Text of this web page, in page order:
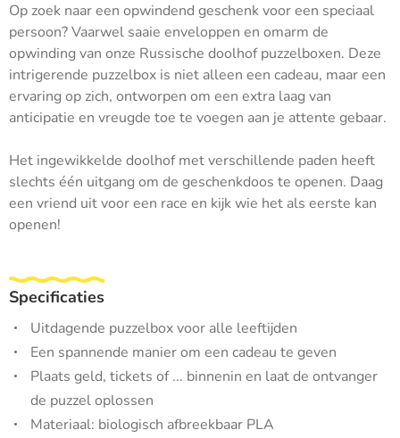
Op zoek naar een opwindend geschenk voor een speciaal
persoon? Vaarwel saaie enveloppen en omarm de
opwinding van onze Russische doolhof puzzelboxen. Deze
intrigerende puzzelbox is niet alleen een cadeau, maar een
ervaring op zich, ontworpen om een extra laag van
anticipatie en vreugde toe te voegen aan je attente gebaar.
Het ingewikkelde doolhof met verschillende paden heeft
slechts één uitgang om de geschenkdoos te openen. Daag
een vriend uit voor een race en kijk wie het als eerste kan
openen!
Specificaties
Uitdagende puzzelbox voor alle leeftijden
Een spannende manier om een cadeau te geven
Plaats geld, tickets of ... binnenin en laat de ontvanger
de puzzel oplossen
Materiaal: biologisch afbreekbaar PLA